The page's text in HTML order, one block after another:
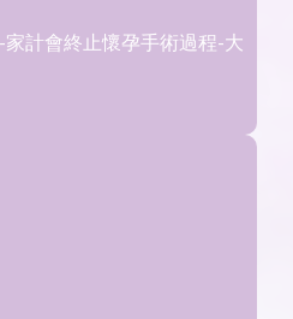
計會終止懷孕手術過程-大